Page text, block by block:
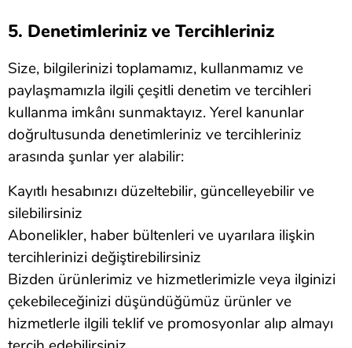
5. Denetimleriniz ve Tercihleriniz
Size, bilgilerinizi toplamamız, kullanmamız ve
paylaşmamızla ilgili çeşitli denetim ve tercihleri
kullanma imkânı sunmaktayız. Yerel kanunlar
doğrultusunda denetimleriniz ve tercihleriniz
arasında şunlar yer alabilir:
Kayıtlı hesabınızı düzeltebilir, güncelleyebilir ve
silebilirsiniz
Abonelikler, haber bültenleri ve uyarılara ilişkin
tercihlerinizi değiştirebilirsiniz
Bizden ürünlerimiz ve hizmetlerimizle veya ilginizi
çekebileceğinizi düşündüğümüz ürünler ve
hizmetlerle ilgili teklif ve promosyonlar alıp almayı